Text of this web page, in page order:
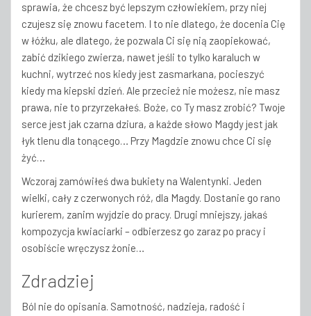
sprawia, że chcesz być lepszym człowiekiem, przy niej
czujesz się znowu facetem. I to nie dlatego, że docenia Cię
w łóżku, ale dlatego, że pozwala Ci się nią zaopiekować,
zabić dzikiego zwierza, nawet jeśli to tylko karaluch w
kuchni, wytrzeć nos kiedy jest zasmarkana, pocieszyć
kiedy ma kiepski dzień. Ale przecież nie możesz, nie masz
prawa, nie to przyrzekałeś. Boże, co Ty masz zrobić? Twoje
serce jest jak czarna dziura, a każde słowo Magdy jest jak
łyk tlenu dla tonącego… Przy Magdzie znowu chce Ci się
żyć…
Wczoraj zamówiłeś dwa bukiety na Walentynki. Jeden
wielki, cały z czerwonych róż, dla Magdy. Dostanie go rano
kurierem, zanim wyjdzie do pracy. Drugi mniejszy, jakaś
kompozycja kwiaciarki – odbierzesz go zaraz po pracy i
osobiście wręczysz żonie…
Zdradziej
Ból nie do opisania. Samotność, nadzieja, radość i